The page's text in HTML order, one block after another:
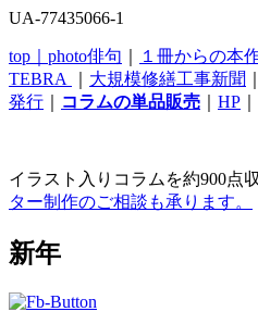
UA-77435066-1
top｜ photo俳句 １冊からの本
TEBRA
大規模修繕工事新聞
発行
コラムの単品販売 HP
イラスト入りコラムを約900点
ター制作のご相談も承ります。
新年